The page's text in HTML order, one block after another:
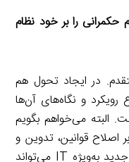
حکمرانی را بر خود نظام
در ایجاد تحول هم
رویکرد و نگاه‌های آن‌ها
می‌خواهم بگویم
اصلاح قوانین، تدوین و
تنقیح قوانین و استفاده از فناوری‌های جدید به‌ویژه IT می‌تواند